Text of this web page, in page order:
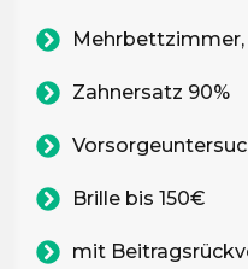
Zahnersatz 90%
Brille bis 150€
mit